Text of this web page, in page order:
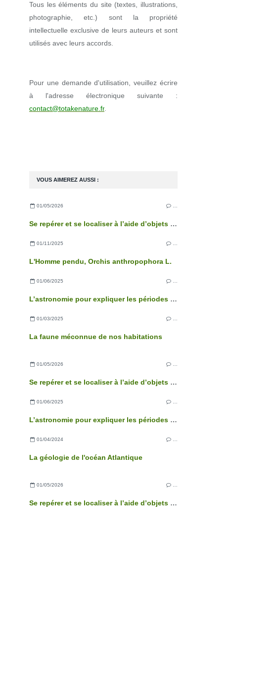
VOUS AIMEREZ AUSSI :
01/05/2026
Se repérer et se localiser à l’aide d’objets extraterrestres
01/11/2025
L'Homme pendu, Orchis anthropophora L.
01/06/2025
L’astronomie pour expliquer les périodes glaciaires
01/03/2025
La faune méconnue de nos habitations
01/05/2026
Se repérer et se localiser à l’aide d’objets extraterrestres
01/06/2025
L’astronomie pour expliquer les périodes glaciaires
01/04/2024
La géologie de l'océan Atlantique
01/05/2026
Se repérer et se localiser à l’aide d’objets extraterrestres
Tous les éléments du site (textes, illustrations,
photographie, etc.) sont la propriété
intellectuelle exclusive de leurs auteurs et sont
utilisés avec leurs accords.
Pour une demande d'utilisation, veuillez écrire
à l'adresse électronique suivante :
contact@totakenature.fr